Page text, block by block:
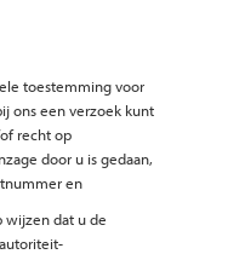
toestemming voor
ons een verzoek kunt
recht op
door u is gedaan,
en
wijzen dat u de